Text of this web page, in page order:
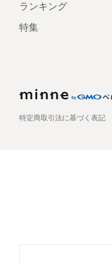
ランキング
特集
特定商取引法に基づく表記